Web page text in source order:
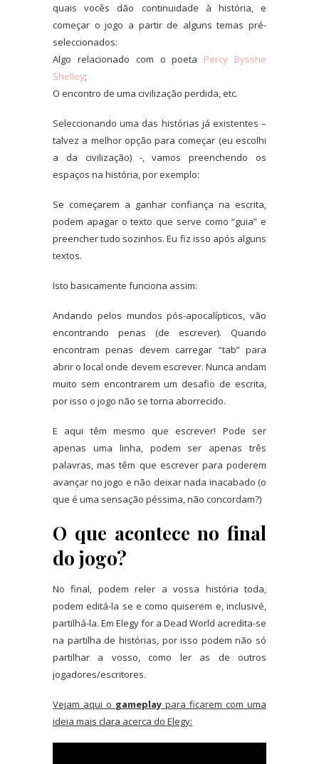
quais vocês dão continuidade à história, e
começar o jogo a partir de alguns temas pré-
seleccionados:
Algo relacionado com o poeta Percy Bysshe
Shelley;
O encontro de uma civilização perdida, etc.
Seleccionando uma das histórias já existentes –
talvez a melhor opção para começar (eu escolhi
a da civilização) -, vamos preenchendo os
espaços na história, por exemplo:
Se começarem a ganhar confiança na escrita,
podem apagar o texto que serve como “guia” e
preencher tudo sozinhos. Eu fiz isso após alguns
textos.
Isto basicamente funciona assim:
Andando pelos mundos pós-apocalípticos, vão
encontrando penas (de escrever). Quando
encontram penas devem carregar “tab” para
abrir o local onde devem escrever. Nunca andam
muito sem encontrarem um desafio de escrita,
por isso o jogo não se torna aborrecido.
E aqui têm mesmo que escrever! Pode ser
apenas uma linha, podem ser apenas três
palavras, mas têm que escrever para poderem
avançar no jogo e não deixar nada inacabado (o
que é uma sensação péssima, não concordam?)
O que acontece no final
do jogo?
No final, podem reler a vossa história toda,
podem editá-la se e como quiserem e, inclusivé,
partilhá-la. Em Elegy for a Dead World acredita-se
na partilha de histórias, por isso podem não só
partilhar a vosso, como ler as de outros
jogadores/escritores.
Vejam aqui o gameplay para ficarem com uma
ideia mais clara acerca do Elegy: